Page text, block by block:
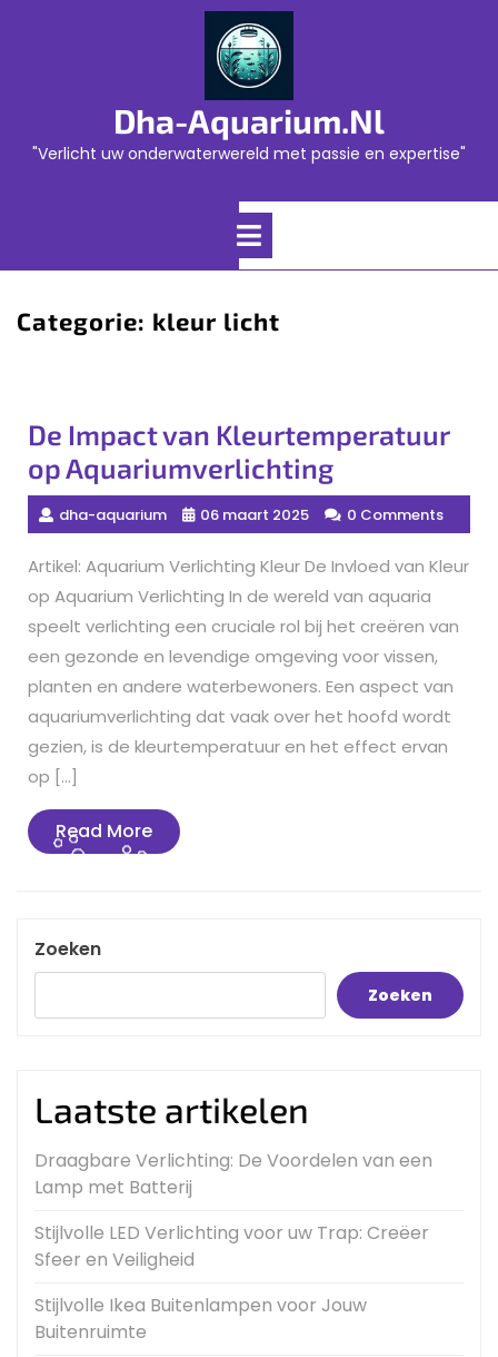
Dha-Aquarium.nl
"Verlicht uw onderwaterwereld met passie en expertise"
Open
Categorie: kleur licht
De Impact van Kleurtemperatuur
op Aquariumverlichting
dha-aquarium 06 maart 2025 0 Comments
Artikel: Aquarium Verlichting Kleur De Invloed van Kleur
op Aquarium Verlichting In de wereld van aquaria
speelt verlichting een cruciale rol bij het creëren van
een gezonde en levendige omgeving voor vissen,
planten en andere waterbewoners. Een aspect van
aquariumverlichting dat vaak over het hoofd wordt
gezien, is de kleurtemperatuur en het effect ervan
op […]
Read MoreRead
More
Zoeken
Zoeken
Laatste artikelen
Draagbare Verlichting: De Voordelen van een
Lamp met Batterij
Stijlvolle LED Verlichting voor uw Trap: Creëer
Sfeer en Veiligheid
Stijlvolle Ikea Buitenlampen voor Jouw
Buitenruimte